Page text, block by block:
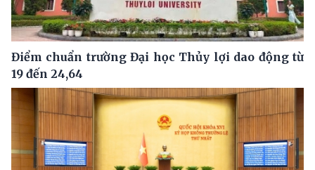
Điểm chuẩn trường Đại học Thủy lợi dao động từ
19 đến 24,64